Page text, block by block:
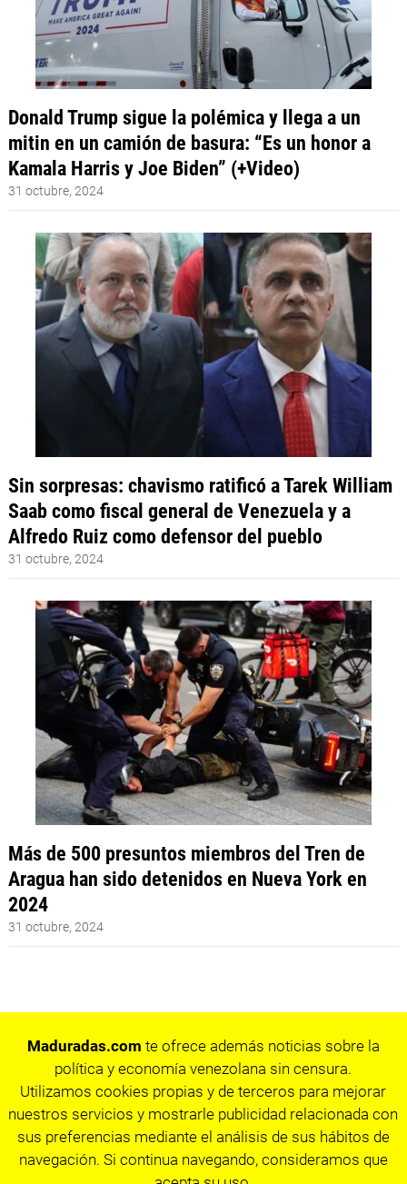
Donald Trump sigue la polémica y llega a un
mitin en un camión de basura: “Es un honor a
Kamala Harris y Joe Biden” (+Video)
31 octubre, 2024
Sin sorpresas: chavismo ratificó a Tarek William
Saab como fiscal general de Venezuela y a
Alfredo Ruiz como defensor del pueblo
31 octubre, 2024
Más de 500 presuntos miembros del Tren de
Aragua han sido detenidos en Nueva York en
2024
31 octubre, 2024
Maduradas.com te ofrece además noticias sobre la
política y economía venezolana sin censura.
Utilizamos cookies propias y de terceros para mejorar
nuestros servicios y mostrarle publicidad relacionada con
sus preferencias mediante el análisis de sus hábitos de
navegación. Si continua navegando, consideramos que